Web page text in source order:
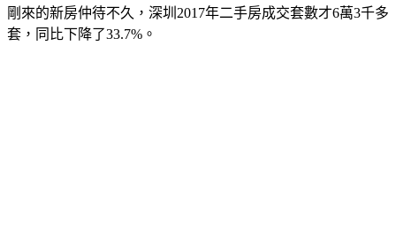
剛來的新房仲待不久，深圳2017年二手房成交套數才6萬3千多
套，同比下降了33.7%。